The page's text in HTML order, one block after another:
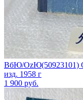
ВбЮ/OzЮ(50923101)
изд. 1958 г
1 900 руб.